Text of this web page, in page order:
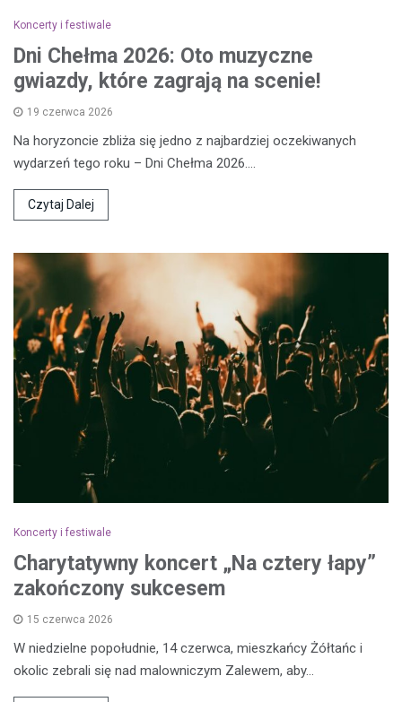
Koncerty i festiwale
Dni Chełma 2026: Oto muzyczne
gwiazdy, które zagrają na scenie!
19 czerwca 2026
Na horyzoncie zbliża się jedno z najbardziej oczekiwanych
wydarzeń tego roku – Dni Chełma 2026.…
Czytaj Dalej
Koncerty i festiwale
Charytatywny koncert „Na cztery łapy”
zakończony sukcesem
15 czerwca 2026
W niedzielne popołudnie, 14 czerwca, mieszkańcy Żółtańc i
okolic zebrali się nad malowniczym Zalewem, aby…